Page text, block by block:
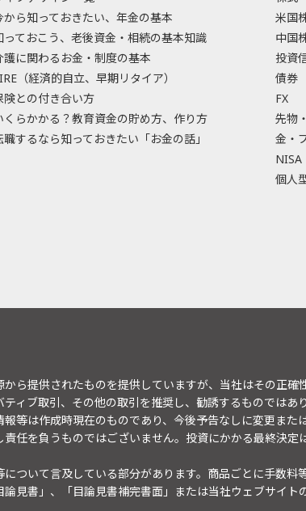
から知っておきたい、年金の基本
っておこう、老後資金・相続の基本知識
護に関わるお金・制度の基本
（経済的自立、早期リタイア）
険との付き合い方
くらかかる？教育資金の貯め方、作り方
職するなら知っておきたい「お金の話」
米国
中国
投資
債券
FX
先物
金・
NISA
個人
ら提供されたものを提供していますが、当社はその正
ィブ取引、その他の取引を推奨し、勧誘するものでは
等は作成時現在のものであり、今後予告なしに変更また
任を負うものではございません。投資にかかる最終決
ついて言及している部分があります。商品ごとに手数料
見書」、「目論見書補完書面」または当社ウェブサイト